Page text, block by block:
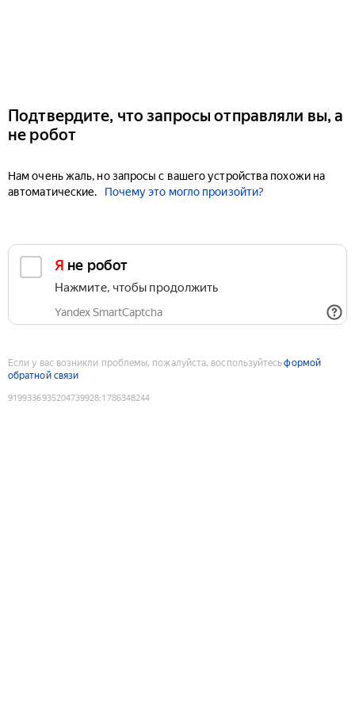
Подтвердите, что запросы отправляли вы, а
не робот
Нам очень жаль, но запросы с вашего устройства похожи на
автоматические.
Почему это могло произойти?
Я не робот
Нажмите, чтобы продолжить
Yandex SmartCaptcha
Если у вас возникли проблемы, пожалуйста, воспользуйтесьформой
обратной связи
9199336935204739928:1786348244